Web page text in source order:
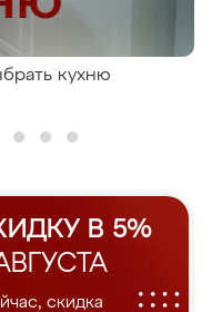
кухню
В 5%
скидка